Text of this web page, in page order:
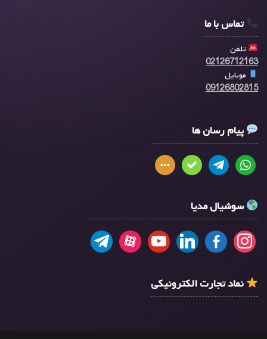
تماس با ما
تلفن
02126712163
موبایل
09126802815
پیام رسان ها
سوشیال مدیا
نماد تجارت الکترونیکی